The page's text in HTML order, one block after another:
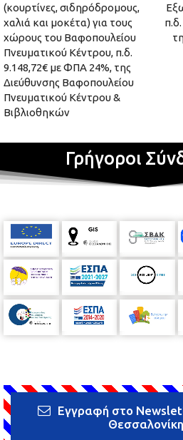
(κουρτίνες, σιδηρόδρομους,
χαλιά και μοκέτα) για τους
χώρους του Βαφοπουλείου
Πνευματικού Κέντρου, π.δ.
9.148,72€ με ΦΠΑ 24%, της
Διεύθυνσης Βαφοπουλείου
Πνευματικού Κέντρου &
Βιβλιοθηκών
Γρήγοροι
Εγγραφή στο